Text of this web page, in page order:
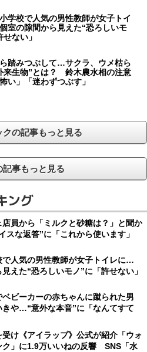
小学校で人気の男性教師が女子トイ
の隙間から見えた“恐ろしいモ
せない」
踏みつぶして…サクラ、ウメ枯ら
来生物”とは？ 鈴木農水相の注意
い」「迷わずつぶす」
クの記事もっと見る
事もっと見る
ング
店員から「ミルクと砂糖は？」と聞か
な返答”に「これから使います」
で人気の男性教師が女子トイレに…
えた“恐ろしいモノ”に「許せない」
ベビーカーの赤ちゃんに蹴られた男
や…“意外な本音”に「なんてすて
け《アイラップ》公式が紹介「ウォ
ク」に1.9万いいねの反響 SNS「水